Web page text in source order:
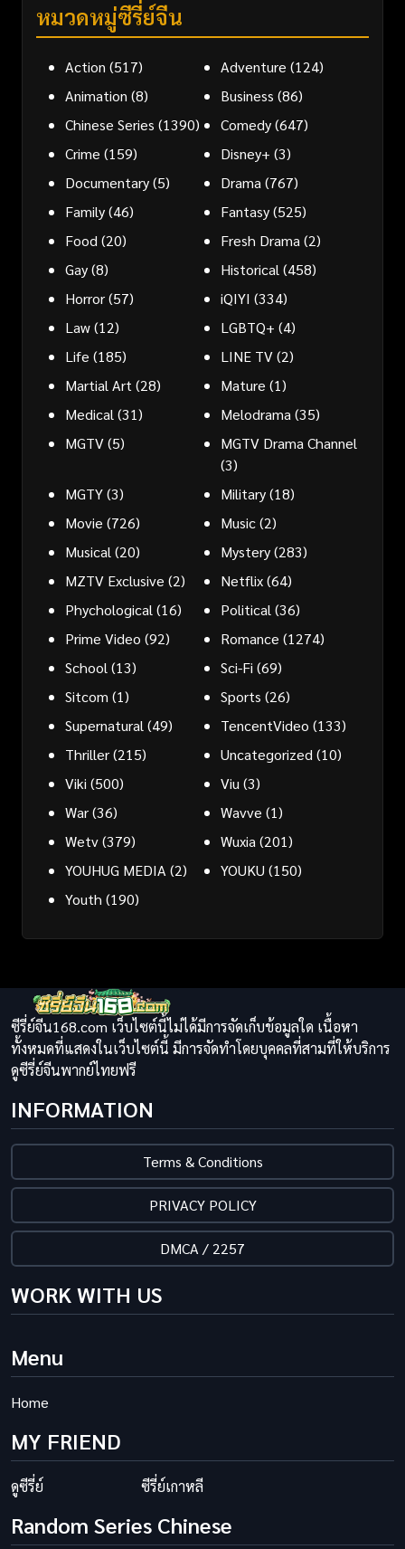
หมวดหมู่ซีรี่ย์จีน
Action (517) Adventure (124)
Animation (8) Business (86)
Chinese Series (1390) Comedy(647)
Crime (159) Disney+ (3)
Documentary(5) Drama (767)
Family(46) Fantasy(525)
Food (20) Fresh Drama (2)
Gay(8) Historical (458)
Horror(57) iQIYI (334)
Law(12) LGBTQ+ (4)
Life (185) LINE TV(2)
Martial Art (28) Mature (1)
Medical (31) Melodrama (35)
MGTV(5)
MGTV Drama Channel
(3)
MGTY(3) Military(18)
Movie (726) Music(2)
Musical (20) Mystery(283)
MZTV Exclusive (2) Netflix(64)
Phychological (16) Political (36)
Prime Video (92) Romance (1274)
School (13) Sci-Fi (69)
Sitcom (1) Sports (26)
Supernatural (49) TencentVideo (133)
Thriller(215) Uncategorized (10)
Viki (500) Viu (3)
War(36) Wavve (1)
Wetv(379) Wuxia (201)
YOUHUG MEDIA (2) YOUKU (150)
Youth (190)
ซีรี่ย์จีน168.com เว็บไซต์นี้ไม่ได้มีการจัดเก็บข้อมูลใด เนื้อหา
ทั้งหมดที่แสดงในเว็บไซต์นี้ มีการจัดทำโดยบุคคลที่สามที่ให้บริการ
ดูซีรี่ย์จีนพากย์ไทยฟรี
INFORMATION
Terms & Conditions
PRIVACY POLICY
DMCA / 2257
WORK WITH US
Menu
Home
MY FRIEND
ดูซีรี่ย์ ซีรี่ย์เกาหลี
Random Series Chinese